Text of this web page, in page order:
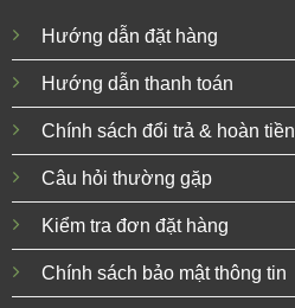
Hướng dẫn đặt hàng
Hướng dẫn thanh toán
Chính sách đổi trả & hoàn tiền
Câu hỏi thường gặp
Kiểm tra đơn đặt hàng
Chính sách bảo mật thông tin